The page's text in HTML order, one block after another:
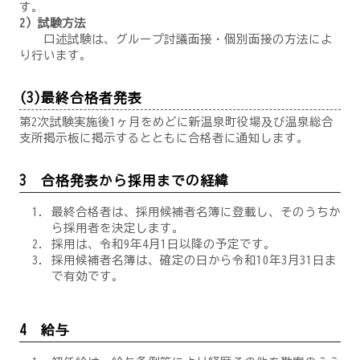
す。
2）試験方法
口述試験は、グループ討議面接・個別面接の方法によ
り行います。
(3)最終合格者発表
第2次試験実施後1ヶ月をめどに新温泉町役場及び温泉総合
支所掲示板に掲示するとともに合格者に通知します。
3 合格発表から採用までの経緯
最終合格者は、採用候補者名簿に登載し、そのうちか
ら採用者を決定します。
採用は、令和9年4月1日以降の予定です。
採用候補者名簿は、確定の日から令和10年3月31日ま
で有効です。
4 給与